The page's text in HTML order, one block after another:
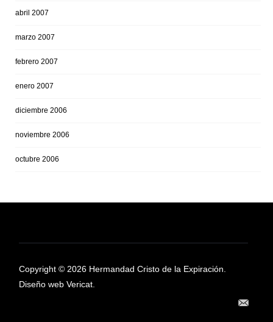
abril 2007
marzo 2007
febrero 2007
enero 2007
diciembre 2006
noviembre 2006
octubre 2006
Copyright © 2026 Hermandad Cristo de la Expiración.
Diseño web Vericat.